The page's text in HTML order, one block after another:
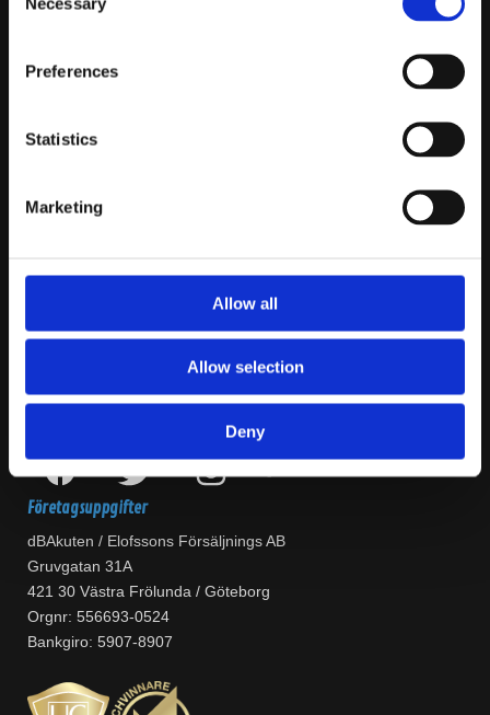
Selection
Preferences
Statistics
Marketing
Allow all
Allow selection
Deny
Kopplingsschema
Köpvillkor
Betalningsalternativ
Företagsuppgifter
dBAkuten / Elofssons Försäljnings AB
Gruvgatan 31A
421 30 Västra Frölunda / Göteborg
Orgnr: 556693-0524
Bankgiro: 5907-8907